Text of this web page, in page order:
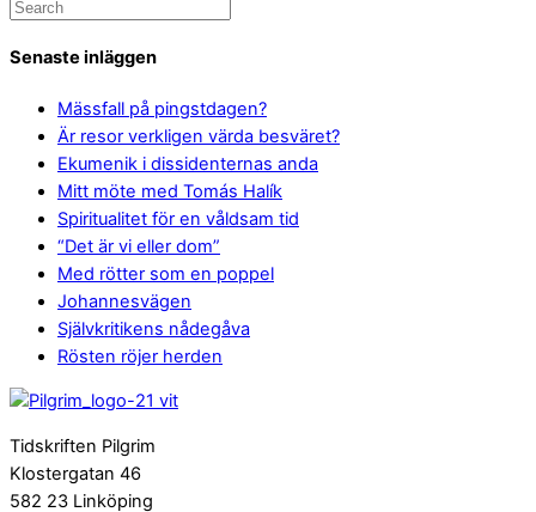
Senaste inläggen
Mässfall på pingstdagen?
Är resor verkligen värda besväret?
Ekumenik i dissidenternas anda
Mitt möte med Tomás Halík
Spiritualitet för en våldsam tid
“Det är vi eller dom”
Med rötter som en poppel
Johannesvägen
Självkritikens nådegåva
Rösten röjer herden
Tidskriften Pilgrim
Klostergatan 46
582 23 Linköping